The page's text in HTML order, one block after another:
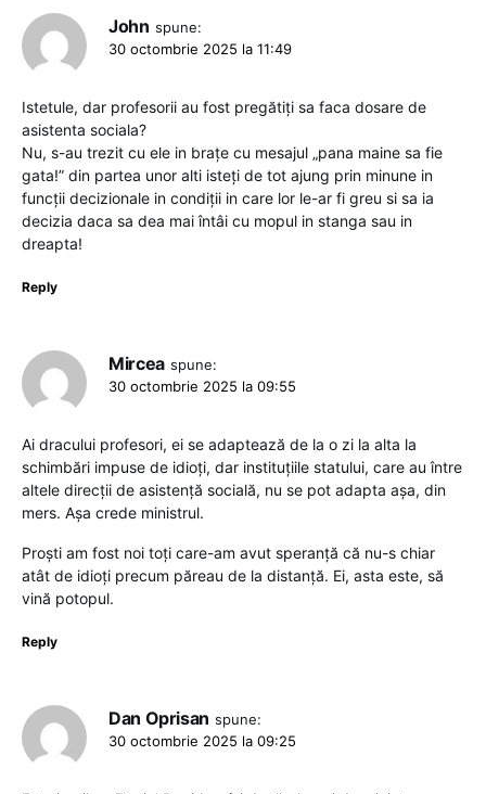
John spune:
30 octombrie 2025 la 11:49
Istetule, dar profesorii au fost pregătiți sa faca dosare de
asistenta sociala?
Nu, s-au trezit cu ele in brațe cu mesajul „pana maine sa fie
gata!” din partea unor alti isteți de tot ajung prin minune in
funcții decizionale in condiții in care lor le-ar fi greu si sa ia
decizia daca sa dea mai întâi cu mopul in stanga sau in
dreapta!
Reply
Mircea spune:
30 octombrie 2025 la 09:55
Ai dracului profesori, ei se adaptează de la o zi la alta la
schimbări impuse de idioți, dar instituțiile statului, care au între
altele direcții de asistență socială, nu se pot adapta așa, din
mers. Așa crede ministrul.
Proști am fost noi toți care-am avut speranță că nu-s chiar
atât de idioți precum păreau de la distanță. Ei, asta este, să
vină potopul.
Reply
Dan Oprisan spune:
30 octombrie 2025 la 09:25